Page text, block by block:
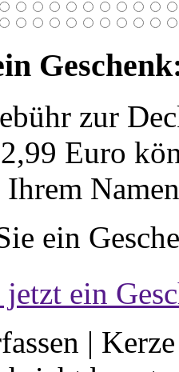
zur
Euro
ein
ein
|